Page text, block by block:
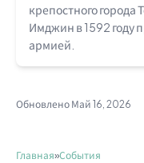
крепостного города
Имджин в 1592 году
армией.
Обновлено Май 16, 2026
Главная»События